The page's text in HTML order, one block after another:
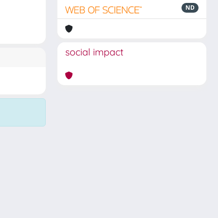
ND
social impact